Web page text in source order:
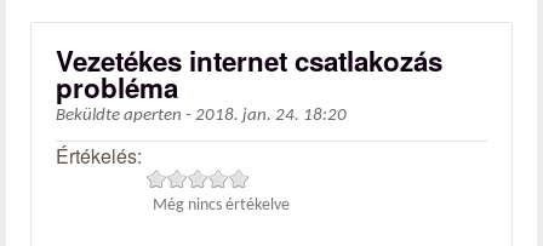
Vezetékes internet csatlakozás
probléma
Beküldte aperten - 2018. jan. 24. 18:20
Értékelés:
Még nincs értékelve